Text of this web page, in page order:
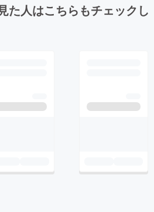
た人はこちらもチェックし